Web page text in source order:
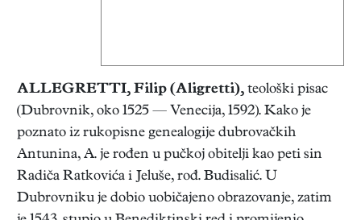
ALLEGRETTI, Filip (Aligretti), teološki pisac
(Dubrovnik, oko 1525 — Venecija, 1592). Kako je
poznato iz rukopisne genealogije dubrovačkih
Antunina, A. je rođen u pučkoj obitelji kao peti sin
Radiča Ratkovića i Jeluše, rođ. Budisalić. U
Dubrovniku je dobio uobičajeno obrazovanje, zatim